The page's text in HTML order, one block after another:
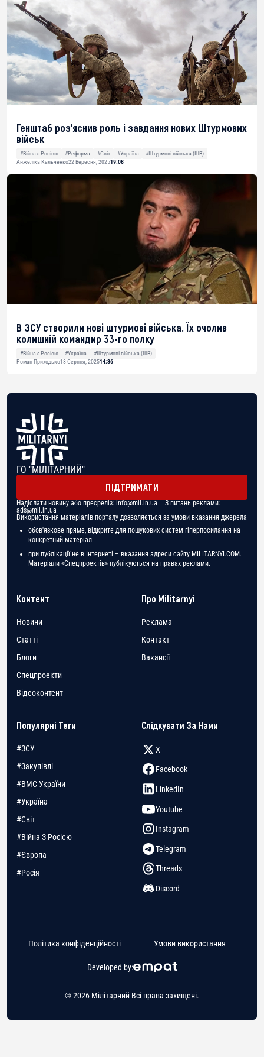
Генштаб роз’яснив роль і завдання нових Штурмових
військ
#Війна з Росією #Реформа #Світ #Україна
#Штурмові війська (ШВ)
Анжеліка Кальченко22 Вересня, 202519:08
В ЗСУ створили нові штурмові війська. Їх очолив
колишній командир 33-го полку
#Війна з Росією #Україна
#Штурмові війська (ШВ)
Роман Приходько18 Серпня, 202514:36
ГО "МІЛІТАРНИЙ"
ПІДТРИМАТИ
Надіслати новину або пресреліз: info@mil.in.ua | З питань реклами:
ads@mil.in.ua
Використання матеріалів порталу дозволяється за умови вказання джерела
обов'язкове пряме, відкрите для пошукових систем гіперпосилання на
конкретний матеріал
при публікації не в Інтернеті – вказання адреси сайту MILITARNYI.COM.
Матеріали «Спецпроектів» публікуються на правах реклами.
Контент
Новини
Статті
Блоги
Спецпроекти
Відеоконтент
Про Militarnyi
Реклама
Контакт
Вакансії
Популярні Теги
#ЗСУ
#Закупівлі
#ВМС України
#Україна
#Світ
#Війна З Росією
#Європа
#Росія
Слідкувати За Нами
X
Facebook
LinkedIn
Youtube
Instagram
Telegram
Threads
Discord
© 2026 Мілітарний Всі права захищені.
Developed by:
Політика конфіденційності Умови використання